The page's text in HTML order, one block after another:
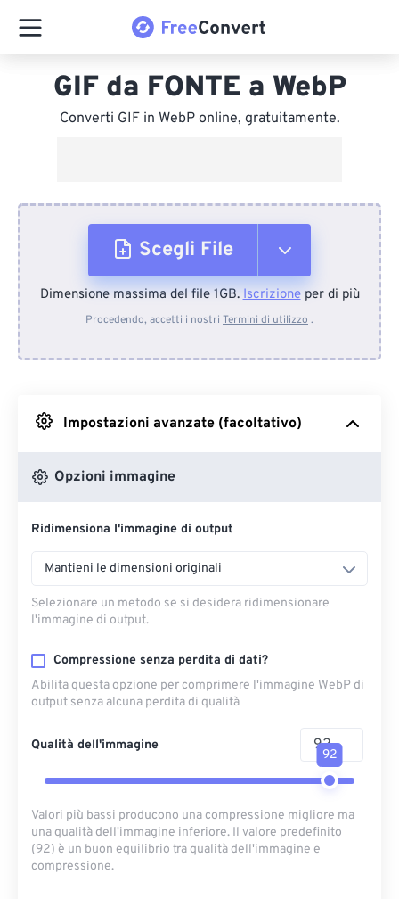
GIF da FONTE a WebP
Converti GIF in WebP online, gratuitamente.
Scegli File
Dal dispositivo
Da Google Drive
Dimensione massima del file 1GB.Iscrizioneper di più
Procedendo, accetti i nostri Termini di utilizzo .
Impostazioni avanzate (facoltativo)
Opzioni immagine
Ridimensiona l'immagine di output
Mantieni le dimensioni originali
Selezionare un metodo se si desidera ridimensionare
l'immagine di output.
Compressione senza perdita di dati?
Abilita questa opzione per comprimere l'immagine WebP di
output senza alcuna perdita di qualità
Qualità dell'immagine
92
Valori più bassi producono una compressione migliore ma
una qualità dell'immagine inferiore. Il valore predefinito
(92) è un buon equilibrio tra qualità dell'immagine e
compressione.